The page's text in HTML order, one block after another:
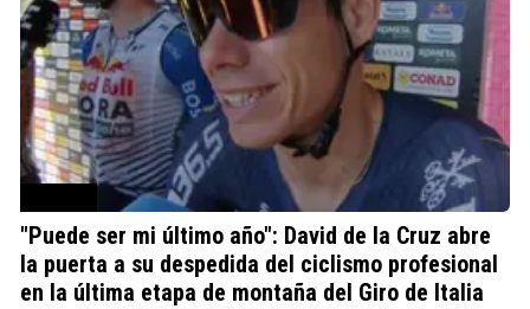
"Puede ser mi último año": David de la Cruz abre
la puerta a su despedida del ciclismo profesional
en la última etapa de montaña del Giro de Italia